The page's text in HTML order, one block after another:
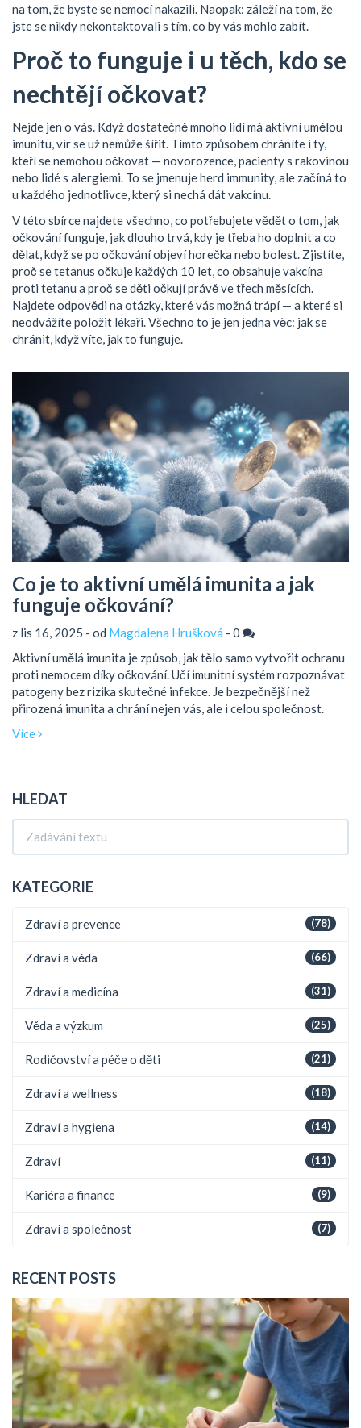
na tom, že byste se nemocí nakazili. Naopak: záleží na tom, že
jste se nikdy nekontaktovali s tím, co by vás mohlo zabít.
Proč to funguje i u těch, kdo se
nechtějí očkovat?
Nejde jen o vás. Když dostatečně mnoho lidí má aktivní umělou
imunitu, vir se už nemůže šířit. Tímto způsobem chráníte i ty,
kteří se nemohou očkovat — novorozence, pacienty s rakovinou
nebo lidé s alergiemi. To se jmenuje herd immunity, ale začíná to
u každého jednotlivce, který si nechá dát vakcínu.
V této sbírce najdete všechno, co potřebujete vědět o tom, jak
očkování funguje, jak dlouho trvá, kdy je třeba ho doplnit a co
dělat, když se po očkování objeví horečka nebo bolest. Zjistíte,
proč se tetanus očkuje každých 10 let, co obsahuje vakcína
proti tetanu a proč se děti očkují právě ve třech měsících.
Najdete odpovědi na otázky, které vás možná trápí — a které si
neodvážíte položit lékaři. Všechno to je jen jedna věc: jak se
chránit, když víte, jak to funguje.
Co je to aktivní umělá imunita a jak
funguje očkování?
z lis 16, 2025 - od Magdalena Hrušková - 0
Aktivní umělá imunita je způsob, jak tělo samo vytvořit ochranu
proti nemocem díky očkování. Učí imunitní systém rozpoznávat
patogeny bez rizika skutečné infekce. Je bezpečnější než
přirozená imunita a chrání nejen vás, ale i celou společnost.
Více
HLEDAT
KATEGORIE
(78)
Zdraví a prevence
(66)
Zdraví a věda
(31)
Zdraví a medicína
(25)
Věda a výzkum
(21)
Rodičovství a péče o děti
(18)
Zdraví a wellness
(14)
Zdraví a hygiena
(11)
Zdraví
(9)
Kariéra a finance
(7)
Zdraví a společnost
RECENT POSTS